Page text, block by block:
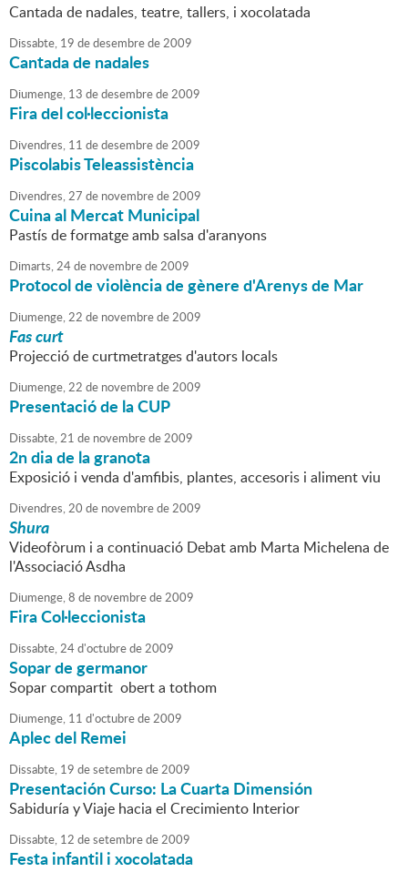
Cantada de nadales, teatre, tallers, i xocolatada
Dissabte, 19 dedesembrede2009
Cantada de nadales
Diumenge, 13 dedesembrede2009
Fira del col·leccionista
Divendres, 11 dedesembrede2009
Piscolabis Teleassistència
Divendres,27 de novembrede2009
Cuina al Mercat Municipal
Pastís de formatge amb salsa d'aranyons
Dimarts,24de novembrede2009
Protocol de violència de gènere d'Arenys de Mar
Diumenge,22 de novembrede2009
Fas curt
Projecció de curtmetratges d'autors locals
Diumenge,22 de novembrede2009
Presentació de la CUP
Dissabte,21 de novembrede2009
2n dia de la granota
Exposició i venda d'amfibis, plantes, accesoris i aliment viu
Divendres,20 de novembrede2009
Shura
Videofòrum i a continuació Debat amb Marta Michelena de
l'Associació Asdha
Diumenge,8 de novembrede2009
Fira Col·leccionista
Dissabte,24d'octubrede2009
Sopar de germanor
Sopar compartit obert a tothom
Diumenge, 11 d'octubrede2009
Aplec del Remei
Dissabte, 19 desetembrede2009
Presentación Curso: La Cuarta Dimensión
Sabiduría y Viaje hacia el Crecimiento Interior
Dissabte, 12 desetembrede2009
Festa infantil i xocolatada